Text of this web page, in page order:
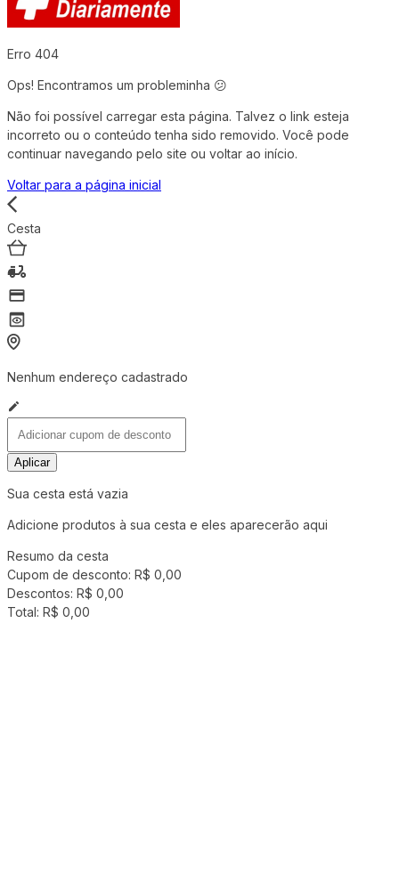
Erro 404
Ops! Encontramos um probleminha 😕
Não foi possível carregar esta página. Talvez o link esteja
incorreto ou o conteúdo tenha sido removido. Você pode
continuar navegando pelo site ou voltar ao início.
Voltar para a página inicial
Cesta
Nenhum endereço cadastrado
Aplicar
Sua cesta está vazia
Adicione produtos à sua cesta e eles aparecerão aqui
Resumo da cesta
Cupom de desconto: R$ 0,00
Descontos: R$ 0,00
Total: R$ 0,00